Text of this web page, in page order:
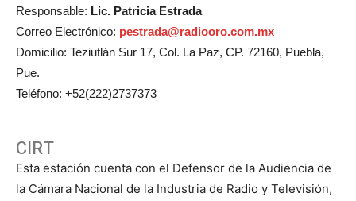
Responsable: Lic. Patricia Estrada
Correo Electrónico: pestrada@radiooro.com.mx
Domicilio: Teziutlán Sur 17, Col. La Paz, CP. 72160, Puebla,
Pue.
Teléfono: +52(222)2737373
CIRT
Esta estación cuenta con el Defensor de la Audiencia de
la Cámara Nacional de la Industria de Radio y Televisión,